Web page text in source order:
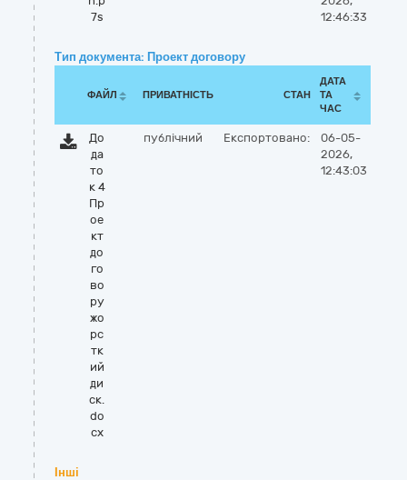
7s
12:46:33
Тип документа: Проект договору
ФАЙЛ ПРИВАТНІСТЬ СТАН
ДАТА
ТА
ЧАС
До
да
то
к 4
Пр
ое
кт
до
го
во
ру
жо
рс
тк
ий
ди
ск.
do
cx
публічний Експортовано:
06-05-
2026,
12:43:03
Інші